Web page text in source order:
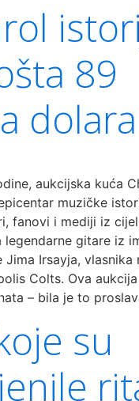
89
dolara
aukcijska kuća
muzičke
fanovi i mediji iz
legendarne gitare iz
Irsayja, vlasnika
Colts. Ova
– bila je to
su